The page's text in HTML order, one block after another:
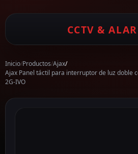
CCTV &
Inicio/Productos/Ajax/
Ajax Panel táctil para interruptor de luz doble
2G-IVO